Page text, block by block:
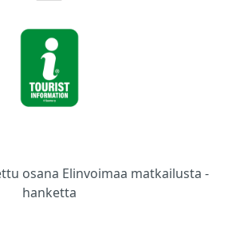
osana Elinvoimaa matkailusta -
hanketta